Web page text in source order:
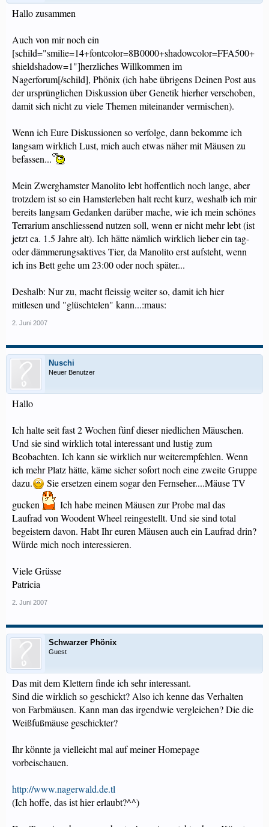
Hallo zusammen
Auch von mir noch ein
[schild="smilie=14+fontcolor=8B0000+shadowcolor=FFA500+
shieldshadow=1"]herzliches Willkommen im
Nagerforum[/schild], Phönix (ich habe übrigens Deinen Post aus
der ursprünglichen Diskussion über Genetik hierher verschoben,
damit sich nicht zu viele Themen miteinander vermischen).
Wenn ich Eure Diskussionen so verfolge, dann bekomme ich
langsam wirklich Lust, mich auch etwas näher mit Mäusen zu
befassen...
Mein Zwerghamster Manolito lebt hoffentlich noch lange, aber
trotzdem ist so ein Hamsterleben halt recht kurz, weshalb ich mir
bereits langsam Gedanken darüber mache, wie ich mein schönes
Terrarium anschliessend nutzen soll, wenn er nicht mehr lebt (ist
jetzt ca. 1.5 Jahre alt). Ich hätte nämlich wirklich lieber ein tag-
oder dämmerungsaktives Tier, da Manolito erst aufsteht, wenn
ich ins Bett gehe um 23:00 oder noch später...
Deshalb: Nur zu, macht fleissig weiter so, damit ich hier
mitlesen und "glüschtelen" kann...:maus:
2. Juni 2007
Nuschi
Neuer Benutzer
Hallo
Ich halte seit fast 2 Wochen fünf dieser niedlichen Mäuschen.
Und sie sind wirklich total interessant und lustig zum
Beobachten. Ich kann sie wirklich nur weiterempfehlen. Wenn
ich mehr Platz hätte, käme sicher sofort noch eine zweite Gruppe
dazu.
Sie ersetzen einem sogar den Fernseher....Mäuse TV
gucken
Ich habe meinen Mäusen zur Probe mal das
Laufrad von Woodent Wheel reingestellt. Und sie sind total
begeistern davon. Habt Ihr euren Mäusen auch ein Laufrad drin?
Würde mich noch interessieren.
Viele Grüsse
Patricia
2. Juni 2007
Schwarzer Phönix
Guest
Das mit dem Klettern finde ich sehr interessant.
Sind die wirklich so geschickt? Also ich kenne das Verhalten
von Farbmäusen. Kann man das irgendwie vergleichen? Die die
Weißfußmäuse geschickter?
Ihr könnte ja vielleicht mal auf meiner Homepage
vorbeischauen.
http://www.nagerwald.de.tl
(Ich hoffe, das ist hier erlaubt?^^)